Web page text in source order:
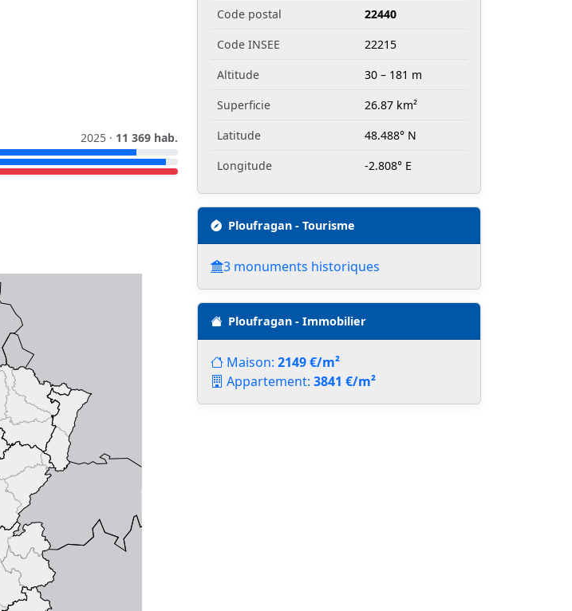
2025 · 11 369 hab.
Code postal
22440
Code INSEE
22215
Altitude
30 – 181 m
Superficie
26.87 km²
Latitude
48.488° N
Longitude
-2.808° E
Ploufragan - Tourisme
3 monuments historiques
Ploufragan - Immobilier
Maison: 2149 €/m²
Appartement: 3841 €/m²